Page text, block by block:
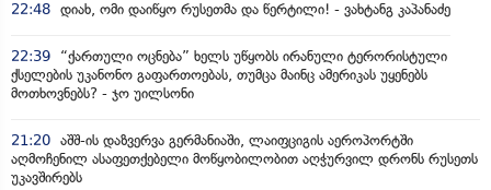
22:48 დიახ, ომი დაიწყო რუსეთმა და წერტილი! - ვახტანგ კაპანაძე
22:39
“ქართული ოცნება” ხელს უწყობს ირანული ტერორისტული
ქსელების უკანონო გაფართოებას, თუმცა მაინც ამერიკას უყენებს
მოთხოვნებს? - ჯო უილსონი
21:20 აშშ-ის დაზვერვა გერმანიაში, ლაიფციგის აეროპორტში
აღმოჩენილ ასაფეთქებელი მოწყობილობით აღჭურვილ დრონს რუსეთს
უკავშირებს